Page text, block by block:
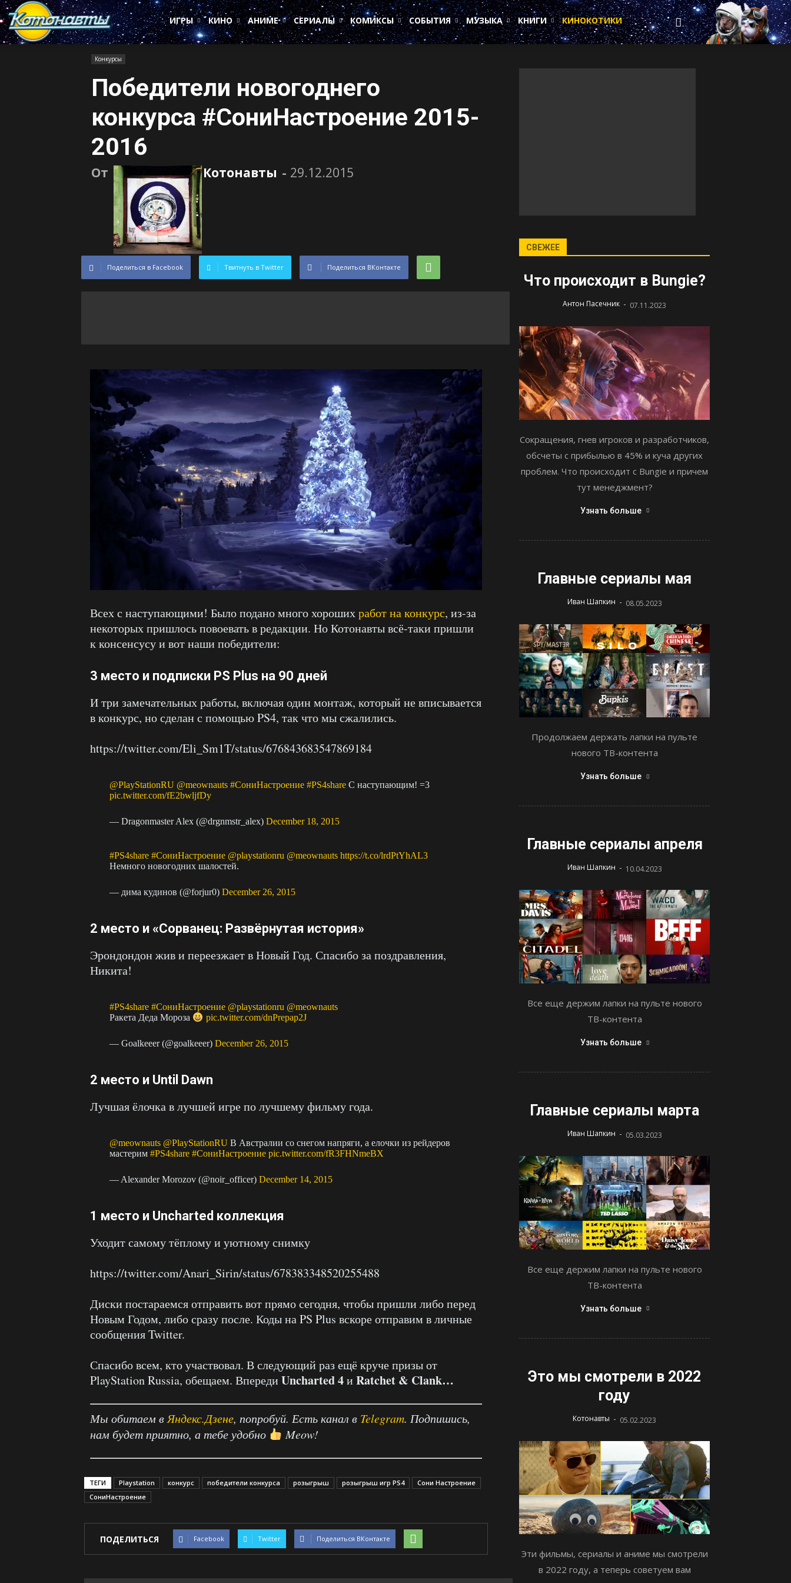
Котонавты
ИГРЫ
КИНО АНИМЕ СЕРИАЛЫ КОМИКСЫ СОБЫТИЯ МУЗЫКА КНИГИ КИНОКОТИКИ
Конкурсы
Победители новогоднего
конкурса #СониНастроение 2015-
2016
От Котонавты - 29.12.2015
Поделиться в Facebook Твитнуть в Twitter Поделиться ВКонтакте
Всех с наступающими! Было подано много хорошихработ на конкурс, из-за
некоторых пришлось повоевать в редакции. Но Котонавты всё-таки пришли
к консенсусу и вот наши победители:
3 место и подписки PS Plus на 90 дней
И три замечательных работы, включая один монтаж, который не вписывается
в конкурс, но сделан с помощью PS4, так что мы сжалились.
https://twitter.com/Eli_Sm1T/status/676843683547869184
@PlayStationRU @meownauts #СониНастроение #PS4share С наступающим! =3
pic.twitter.com/fE2bwljfDy
— Dragonmaster Alex (@drgnmstr_alex)December 18, 2015
#PS4share #СониНастроение @playstationru @meownauts https://t.co/lrdPtYhAL3
Немного новогодних шалостей.
— дима кудинов (@forjur0)December 26, 2015
2 место и «Сорванец: Развёрнутая история»
Эрондондон жив и переезжает в Новый Год. Спасибо за поздравления,
Никита!
#PS4share #СониНастроение @playstationru @meownauts
Ракета Деда Мороза
pic.twitter.com/dnPrepap2J
— Goalkeeer (@goalkeeer)December 26, 2015
2 место и Until Dawn
Лучшая ёлочка в лучшей игре по лучшему фильму года.
@meownauts @PlayStationRU В Австралии со снегом напряги, а елочки из рейдеров
мастерим#PS4share #СониНастроение pic.twitter.com/fR3FHNmeBX
— Alexander Morozov (@noir_officer)December 14, 2015
1 место и Uncharted коллекция
Уходит самому тёплому и уютному снимку
https://twitter.com/Anari_Sirin/status/678383348520255488
Диски постараемся отправить вот прямо сегодня, чтобы пришли либо перед
Новым Годом, либо сразу после. Коды на PS Plus вскоре отправим в личные
сообщения Twitter.
Спасибо всем, кто участвовал. В следующий раз ещё круче призы от
PlayStation Russia, обещаем. Впереди Uncharted 4и Ratchet & Clank…
Мы обитаем в Яндекс.Дзене, попробуй. Есть канал в Telegram. Подпишись,
нам будет приятно, а тебе удобно
Meow!
ТЕГИ Playstation конкурс победители конкурса розыгрыш розыгрыш игр PS4
Сони Настроение
СониНастроение
ПОДЕЛИТЬСЯ Facebook Twitter Поделиться ВКонтакте
СВЕЖЕЕ
Что происходит в Bungie?
Антон Пасечник - 07.11.2023
Сокращения, гнев игроков и разработчиков,
обсчеты с прибылью в 45% и куча других
проблем. Что происходит с Bungie и причем
тут менеджмент?
Узнать больше
Главные сериалы мая
Иван Шапкин - 08.05.2023
Продолжаем держать лапки на пульте
нового ТВ-контента
Узнать больше
Главные сериалы апреля
Иван Шапкин - 10.04.2023
Все еще держим лапки на пульте нового
ТВ-контента
Узнать больше
Главные сериалы марта
Иван Шапкин - 05.03.2023
Все еще держим лапки на пульте нового
ТВ-контента
Узнать больше
Это мы смотрели в 2022
году
Котонавты - 05.02.2023
Эти фильмы, сериалы и аниме мы смотрели
в 2022 году, а теперь советуем вам